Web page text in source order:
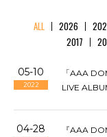
ALL 2026
2017
05-10
2022
「AAA
LIVE
04-28
『AAA